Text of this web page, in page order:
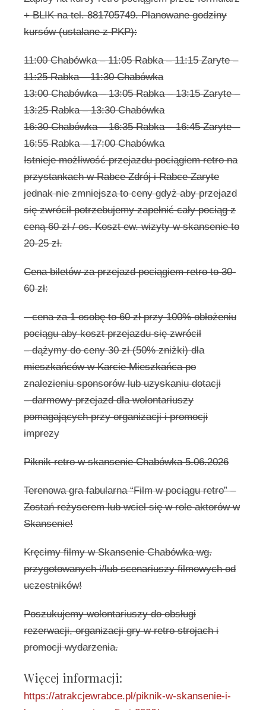
+ BLIK na tel. 881705749. Planowane godziny
kursów (ustalane z PKP):
11:00 Chabówka – 11:05 Rabka – 11:15 Zaryte –
11:25 Rabka – 11:30 Chabówka
13:00 Chabówka – 13:05 Rabka – 13:15 Zaryte –
13:25 Rabka – 13:30 Chabówka
16:30 Chabówka – 16:35 Rabka – 16:45 Zaryte –
16:55 Rabka – 17:00 Chabówka
Istnieje możliwość przejazdu pociągiem retro na
przystankach w Rabce Zdrój i Rabce Zaryte
jednak nie zmniejsza to ceny gdyż aby przejazd
się zwrócił potrzebujemy zapełnić cały pociąg z
ceną 60 zł / os. Koszt ew. wizyty w skansenie to
20-25 zł.
Cena biletów za przejazd pociągiem retro to 30-
60 zł:
– cena za 1 osobę to 60 zł przy 100% obłożeniu
pociągu aby koszt przejazdu się zwrócił
– dążymy do ceny 30 zł (50% zniżki) dla
mieszkańców w Karcie Mieszkańca po
znalezieniu sponsorów lub uzyskaniu dotacji
– darmowy przejazd dla wolontariuszy
pomagających przy organizacji i promocji
imprezy
Piknik retro w skansenie Chabówka 5.06.2026
Terenowa gra fabularna “Film w pociągu retro” –
Zostań reżyserem lub wciel się w role aktorów w
Skansenie!
Kręcimy filmy w Skansenie Chabówka wg.
przygotowanych i/lub scenariuszy filmowych od
uczestników!
Poszukujemy wolontariuszy do obsługi
rezerwacji, organizacji gry w retro strojach i
promocji wydarzenia.
Więcej informacji:
https://atrakcjewrabce.pl/piknik-w-skansenie-i-